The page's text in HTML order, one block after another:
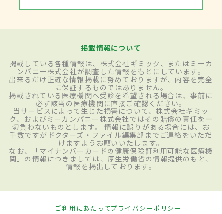
掲載情報について
掲載している各種情報は、株式会社ギミック、またはミーカ
ンパニー株式会社が調査した情報をもとにしています。
出来るだけ正確な情報掲載に努めておりますが、内容を完全
に保証するものではありません。
掲載されている医療機関へ受診を希望される場合は、事前に
必ず該当の医療機関に直接ご確認ください。
当サービスによって生じた損害について、株式会社ギミッ
ク、およびミーカンパニー株式会社ではその賠償の責任を一
切負わないものとします。 情報に誤りがある場合には、お
手数ですがドクターズ・ファイル編集部までご連絡をいただ
けますようお願いいたします。
なお、「マイナンバーカードの健康保険証利用可能な医療機
関」の情報につきましては、厚生労働省の情報提供のもと、
情報を掲出しております。
ご利用にあたってプライバシーポリシー